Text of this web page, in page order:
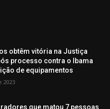
obtêm vitória na Justiça
processo contra o Ibama
de equipamentos
2023
que matou 7 pessoas